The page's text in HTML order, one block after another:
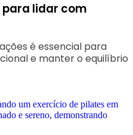
lidar com
é essencial para
e manter o equilíbrio